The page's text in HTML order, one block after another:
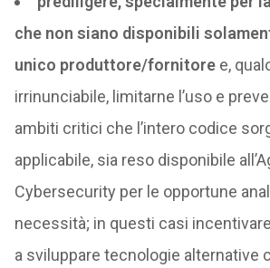
che non siano disponibili
unico produttore/fornitoree,
irrinunciabile, limitarne l’uso e
ambiti critici che l’intero codice
applicabile, sia reso disponibile
Cybersecurity per le opportune
necessità; in questi casi
a sviluppare tecnologie alternative